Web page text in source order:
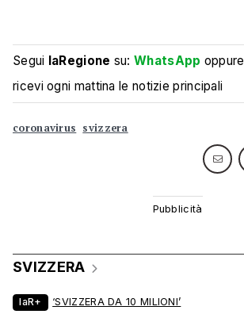
Segui laRegione su:WhatsApp oppure
ricevi ogni mattina le notizie principali
coronavirus svizzera
SVIZZERA
laR+ ‘SVIZZERA DA 10 MILIONI’